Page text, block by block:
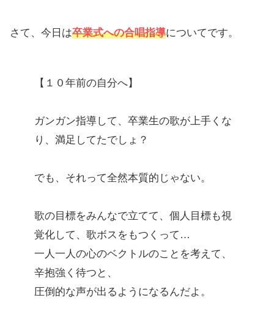
さて、今日は卒業式への合唱指導についてです。
【１０年前の自分へ】
ガンガン指導して、卒業生の歌が上手くな
り、満足してたでしょ？
でも、それって全然本質的じゃない。
歌の目標をみんなで立てて、個人目標も視
覚化して、歌ボスをもつくって…
一人一人の心のベクトルのことを考えて、
辛抱強く待つと、
圧倒的な声が出るようになるんだよ。